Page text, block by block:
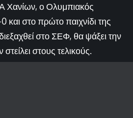
Χανίων, ο Ολυμπιακός
και στο πρώτο παιχνίδι της
στο ΣΕΦ, θα ψάξει την
στους τελικούς.